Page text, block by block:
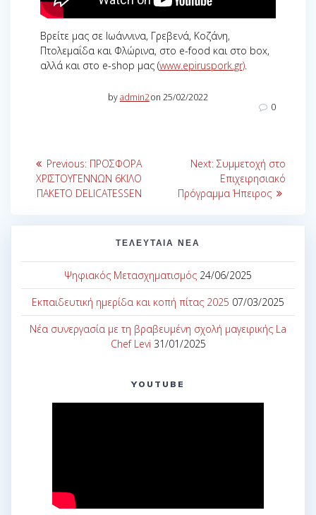
Βρείτε μας σε Ιωάννινα, Γρεβενά, Κοζάνη,
Πτολεμαΐδα και Φλώρινα, στο e-food και στο box,
αλλά και στο e-shop μας (www.epiruspork.gr).
byadmin2on 25/02/2022
0
Πλοήγηση
άρθρων
Previous: Previous
post:
ΠΡΟΣΦΟΡΑ
ΧΡΙΣΤΟΥΓΕΝΝΩΝ 6ΚΙΛΟ
ΠΑΚΕΤΟ DELICATESSEN
Next: Next
post:
Συμμετοχή στο
Επιχειρησιακό
Πρόγραμμα Ήπειρος
ΤΕΛΕΥΤΑΊΑ ΝΈΑ
Ψηφιακός Μετασχηματισμός 24/06/2025
Εκπαιδευτική ημερίδα και κοπή πίτας 2025 07/03/2025
Νέα συνεργασία με τη βραβευμένη σχολή μαγειρικής La
Chef Levi 31/01/2025
YOUTUBE